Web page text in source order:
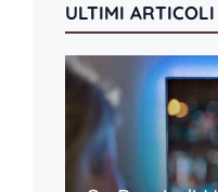
ULTIMI ARTICOLI